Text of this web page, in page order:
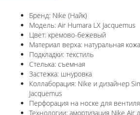
Бренд: Nike (Найк)
Модель: Air Humara LX Jacquemus
Цвет: кремово-бежевый
Материал верха: натуральная
Подкладки: текстиль
Стелька: съемная
Застежка: шнуровка
Коллаборация: Nike и дизайнер
Jacquemus
Перфорация на носке для
Технологии: амортизация Nike Air